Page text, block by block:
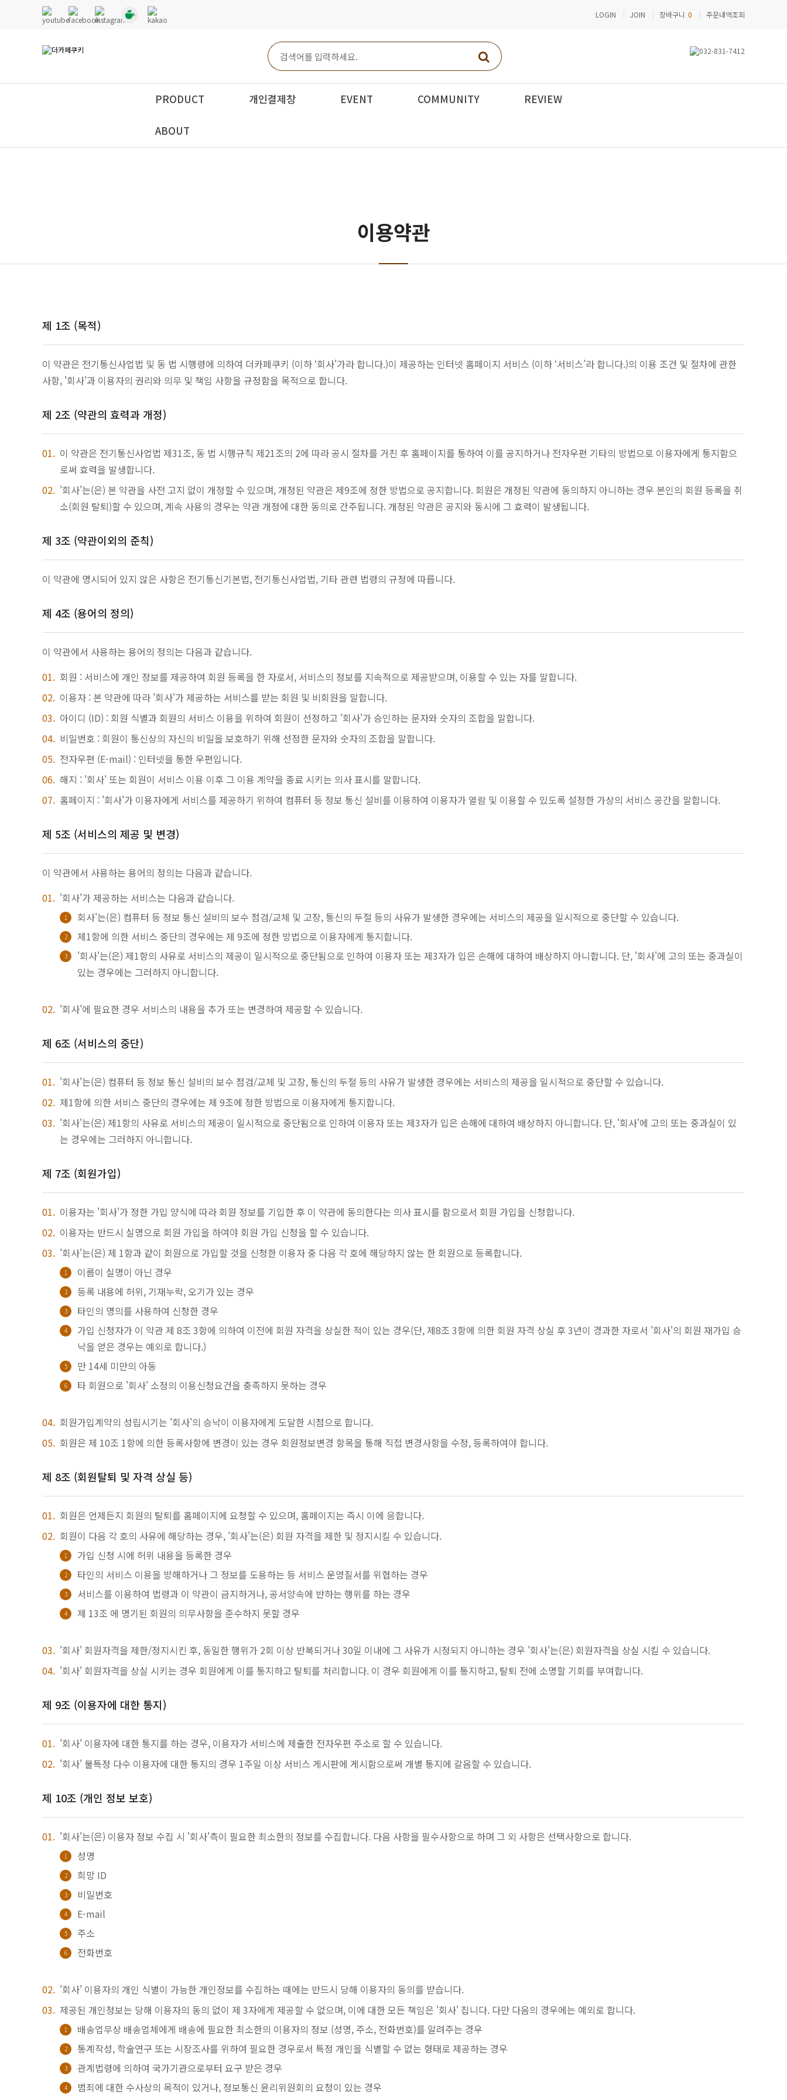
주문내역조회
장바구니 0
JOIN
LOGIN
PRODUCT 개인결제창 EVENT COMMUNITY REVIEW
ABOUT
이용약관
제 1조 (목적)
이 약관은 전기통신사업법 및 동 법 시행령에 의하여 더카페쿠키 (이하 ‘회사'가라 합니다.)이 제공하는 인터넷 홈페이지 서비스 (이하 ‘서비스’라 합니다.)의 이용 조건 및 절차에 관한
사항, '회사'과 이용자의 권리와 의무 및 책임 사항을 규정함을 목적으로 합니다.
제 2조 (약관의 효력과 개정)
이 약관은 전기통신사업법 제31조, 동 법 시행규칙 제21조의 2에 따라 공시 절차를 거친 후 홈페이지를 통하여 이를 공지하거나 전자우편 기타의 방법으로 이용자에게 통지함으
로써 효력을 발생합니다.
'회사'는(은) 본 약관을 사전 고지 없이 개정할 수 있으며, 개정된 약관은 제9조에 정한 방법으로 공지합니다. 회원은 개정된 약관에 동의하지 아니하는 경우 본인의 회원 등록을 취
소(회원 탈퇴)할 수 있으며, 계속 사용의 경우는 약관 개정에 대한 동의로 간주됩니다. 개정된 약관은 공지와 동시에 그 효력이 발생됩니다.
제 3조 (약관이외의 준칙)
이 약관에 명시되어 있지 않은 사항은 전기통신기본법, 전기통신사업법, 기타 관련 법령의 규정에 따릅니다.
제 4조 (용어의 정의)
이 약관에서 사용하는 용어의 정의는 다음과 같습니다.
회원 : 서비스에 개인 정보를 제공하여 회원 등록을 한 자로서, 서비스의 정보를 지속적으로 제공받으며, 이용할 수 있는 자를 말합니다.
이용자 : 본 약관에 따라 '회사'가 제공하는 서비스를 받는 회원 및 비회원을 말합니다.
아이디 (ID) : 회원 식별과 회원의 서비스 이용을 위하여 회원이 선정하고 '회사'가 승인하는 문자와 숫자의 조합을 말합니다.
비밀번호 : 회원이 통신상의 자신의 비밀을 보호하기 위해 선정한 문자와 숫자의 조합을 말합니다.
전자우편 (E-mail) : 인터넷을 통한 우편입니다.
해지 : '회사' 또는 회원이 서비스 이용 이후 그 이용 계약을 종료 시키는 의사 표시를 말합니다.
홈페이지 : '회사'가 이용자에게 서비스를 제공하기 위하여 컴퓨터 등 정보 통신 설비를 이용하여 이용자가 열람 및 이용할 수 있도록 설정한 가상의 서비스 공간을 말합니다.
제 5조 (서비스의 제공 및 변경)
이 약관에서 사용하는 용어의 정의는 다음과 같습니다.
'회사'가 제공하는 서비스는 다음과 같습니다.
회사'는(은) 컴퓨터 등 정보 통신 설비의 보수 점검/교체 및 고장, 통신의 두절 등의 사유가 발생한 경우에는 서비스의 제공을 일시적으로 중단할 수 있습니다.
제1항에 의한 서비스 중단의 경우에는 제 9조에 정한 방법으로 이용자에게 통지합니다.
'회사'는(은) 제1항의 사유로 서비스의 제공이 일시적으로 중단됨으로 인하여 이용자 또는 제3자가 입은 손해에 대하여 배상하지 아니합니다. 단, '회사'에 고의 또는 중과실이
있는 경우에는 그러하지 아니합니다.
'회사'에 필요한 경우 서비스의 내용을 추가 또는 변경하여 제공할 수 있습니다.
제 6조 (서비스의 중단)
'회사'는(은) 컴퓨터 등 정보 통신 설비의 보수 점검/교체 및 고장, 통신의 두절 등의 사유가 발생한 경우에는 서비스의 제공을 일시적으로 중단할 수 있습니다.
제1항에 의한 서비스 중단의 경우에는 제 9조에 정한 방법으로 이용자에게 통지합니다.
'회사'는(은) 제1항의 사유로 서비스의 제공이 일시적으로 중단됨으로 인하여 이용자 또는 제3자가 입은 손해에 대하여 배상하지 아니합니다. 단, '회사'에 고의 또는 중과실이 있
는 경우에는 그러하지 아니합니다.
제 7조 (회원가입)
이용자는 '회사'가 정한 가입 양식에 따라 회원 정보를 기입한 후 이 약관에 동의한다는 의사 표시를 함으로서 회원 가입을 신청합니다.
이용자는 반드시 실명으로 회원 가입을 하여야 회원 가입 신청을 할 수 있습니다.
'회사'는(은) 제 1항과 같이 회원으로 가입할 것을 신청한 이용자 중 다음 각 호에 해당하지 않는 한 회원으로 등록합니다.
이름이 실명이 아닌 경우
등록 내용에 허위, 기재누락, 오기가 있는 경우
타인의 명의를 사용하여 신청한 경우
가입 신청자가 이 약관 제 8조 3항에 의하여 이전에 회원 자격을 상실한 적이 있는 경우(단, 제8조 3항에 의한 회원 자격 상실 후 3년이 경과한 자로서 '회사'의 회원 재가입 승
낙을 얻은 경우는 예외로 합니다.)
만 14세 미만의 아동
타 회원으로 '회사' 소정의 이용신청요건을 충족하지 못하는 경우
회원가입계약의 성립시기는 '회사'의 승낙이 이용자에게 도달한 시점으로 합니다.
회원은 제 10조 1항에 의한 등록사항에 변경이 있는 경우 회원정보변경 항목을 통해 직접 변경사항을 수정, 등록하여야 합니다.
제 8조 (회원탈퇴 및 자격 상실 등)
회원은 언제든지 회원의 탈퇴를 홈페이지에 요청할 수 있으며, 홈페이지는 즉시 이에 응합니다.
회원이 다음 각 호의 사유에 해당하는 경우, '회사'는(은) 회원 자격을 제한 및 정지시킬 수 있습니다.
가입 신청 시에 허위 내용을 등록한 경우
타인의 서비스 이용을 방해하거나 그 정보를 도용하는 등 서비스 운영질서를 위협하는 경우
서비스를 이용하여 법령과 이 약관이 금지하거나, 공서양속에 반하는 행위를 하는 경우
제 13조 에 명기된 회원의 의무사항을 준수하지 못할 경우
'회사' 회원자격을 제한/정지시킨 후, 동일한 행위가 2회 이상 반복되거나 30일 이내에 그 사유가 시정되지 아니하는 경우 '회사'는(은) 회원자격을 상실 시킬 수 있습니다.
'회사' 회원자격을 상실 시키는 경우 회원에게 이를 통지하고 탈퇴를 처리합니다. 이 경우 회원에게 이를 통지하고, 탈퇴 전에 소명할 기회를 부여합니다.
제 9조 (이용자에 대한 통지)
'회사' 이용자에 대한 통지를 하는 경우, 이용자가 서비스에 제출한 전자우편 주소로 할 수 있습니다.
'회사' 불특정 다수 이용자에 대한 통지의 경우 1주일 이상 서비스 게시판에 게시함으로써 개별 통지에 갈음할 수 있습니다.
제 10조 (개인 정보 보호)
'회사'는(은) 이용자 정보 수집 시 '회사'측이 필요한 최소한의 정보를 수집합니다. 다음 사항을 필수사항으로 하며 그 외 사항은 선택사항으로 합니다.
성명
희망 ID
비밀번호
E-mail
주소
전화번호
'회사' 이용자의 개인 식별이 가능한 개인정보를 수집하는 때에는 반드시 당해 이용자의 동의를 받습니다.
제공된 개인정보는 당해 이용자의 동의 없이 제 3자에게 제공할 수 없으며, 이에 대한 모든 책임은 '회사' 집니다. 다만 다음의 경우에는 예외로 합니다.
배송업무상 배송업체에게 배송에 필요한 최소한의 이용자의 정보 (성명, 주소, 전화번호)를 알려주는 경우
통계작성, 학술연구 또는 시장조사를 위하여 필요한 경우로서 특정 개인을 식별할 수 없는 형태로 제공하는 경우
관계법령에 의하여 국가기관으로부터 요구 받은 경우
범죄에 대한 수사상의 목적이 있거나, 정보통신 윤리위원회의 요청이 있는 경우